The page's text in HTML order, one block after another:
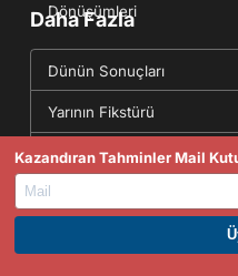
Dönüşümleri
Daha Fazla
Dünün Sonuçları
Yarının Fikstürü
Futbol Data API(JSON)
Tahminler
PREMIUM ÜYE
Kazandıran Tahminler Mail